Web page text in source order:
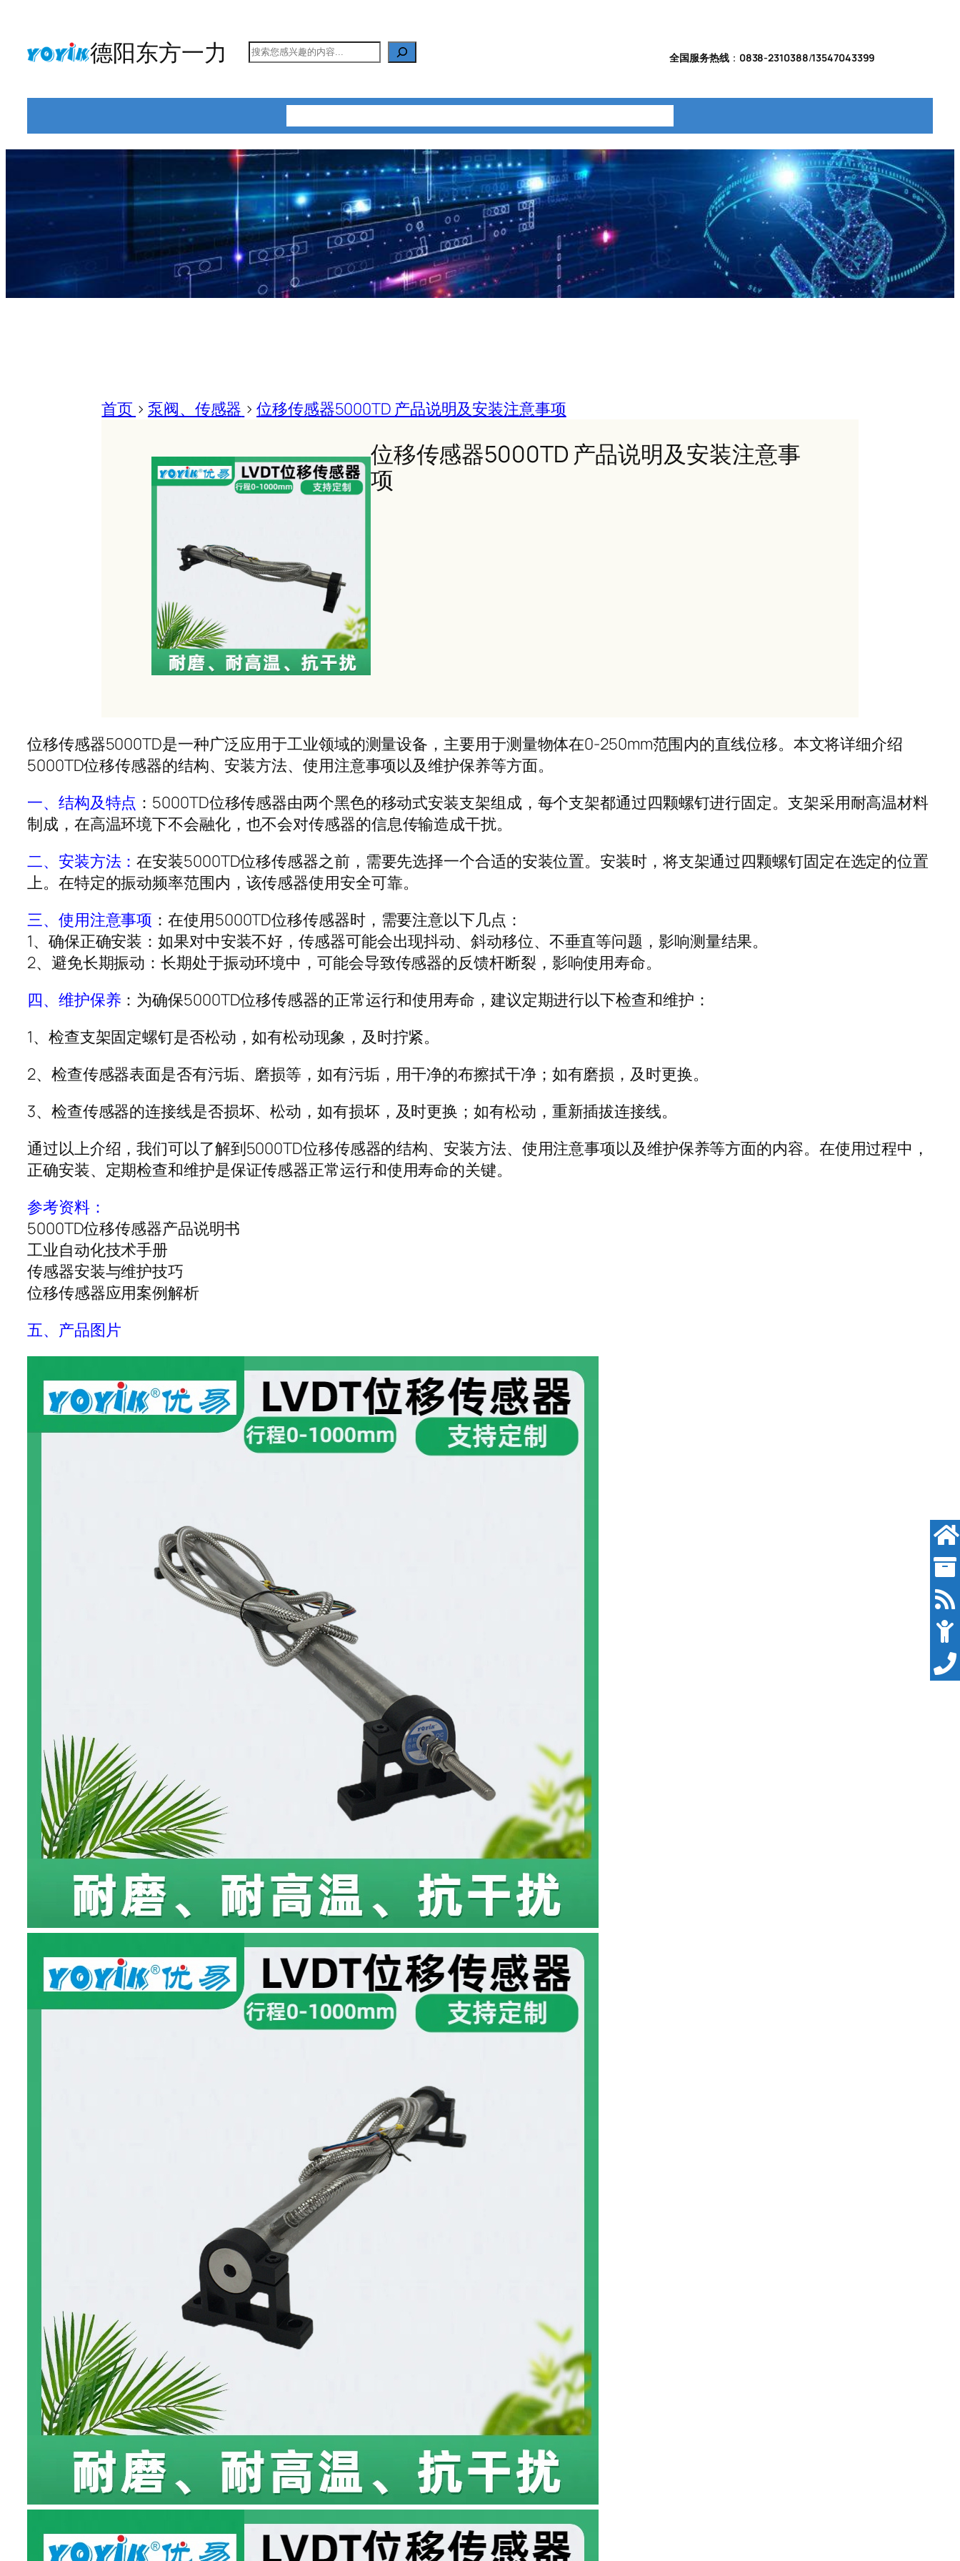
德阳东方一力
搜
全国服务热线： 0838-2310388/13547043399
首页 > 泵阀、传感器 >位移传感器5000TD 产品说明及安装注意事项
位移传感器5000TD 产品说明及安装注意事
项
位移传感器5000TD是一种广泛应用于工业领域的测量设备，主要用于测量物体在0-250mm范围内的直线位移。本文将详细介绍
5000TD位移传感器的结构、安装方法、使用注意事项以及维护保养等方面。
一、结构及特点 ：5000TD位移传感器由两个黑色的移动式安装支架组成，每个支架都通过四颗螺钉进行固定。支架采用耐高温材料
制成，在高温环境下不会融化，也不会对传感器的信息传输造成干扰。
二、安装方法：在安装5000TD位移传感器之前，需要先选择一个合适的安装位置。安装时，将支架通过四颗螺钉固定在选定的位置
上。在特定的振动频率范围内，该传感器使用安全可靠。
三、使用注意事项 ：在使用5000TD位移传感器时，需要注意以下几点：
1、确保正确安装：如果对中安装不好，传感器可能会出现抖动、斜动移位、不垂直等问题，影响测量结果。
2、避免长期振动：长期处于振动环境中，可能会导致传感器的反馈杆断裂，影响使用寿命。
四、维护保养 ：为确保5000TD位移传感器的正常运行和使用寿命，建议定期进行以下检查和维护：
1、检查支架固定螺钉是否松动，如有松动现象，及时拧紧。
2、检查传感器表面是否有污垢、磨损等，如有污垢，用干净的布擦拭干净；如有磨损，及时更换。
3、检查传感器的连接线是否损坏、松动，如有损坏，及时更换；如有松动，重新插拔连接线。
通过以上介绍，我们可以了解到5000TD位移传感器的结构、安装方法、使用注意事项以及维护保养等方面的内容。在使用过程中，
正确安装、定期检查和维护是保证传感器正常运行和使用寿命的关键。
参考资料：
5000TD位移传感器产品说明书
工业自动化技术手册
传感器安装与维护技巧
位移传感器应用案例解析
五、产品图片